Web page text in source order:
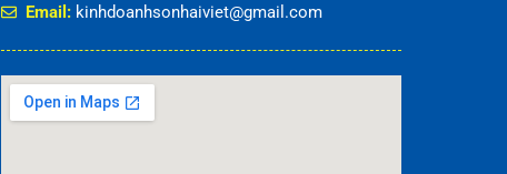
Email: kinhdoanhsonhaiviet@gmail.com